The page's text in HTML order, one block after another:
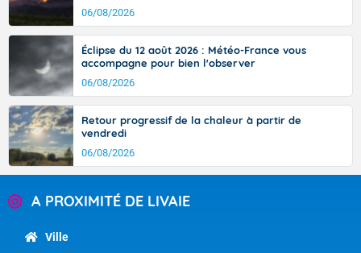
06/08/2026
Éclipse du 12 août 2026 : Météo-France vous
accompagne pour bien l'observer
06/08/2026
Retour progressif de la chaleur à partir de
vendredi
06/08/2026
A PROXIMITÉ DE LIVAIE
Ville